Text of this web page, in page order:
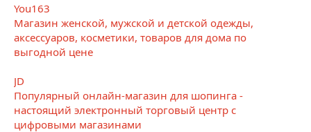
You163
Магазин женской, мужской и детской одежды,
аксессуаров, косметики, товаров для дома по
выгодной цене
JD
Популярный онлайн-магазин для шопинга -
настоящий электронный торговый центр с
цифровыми магазинами